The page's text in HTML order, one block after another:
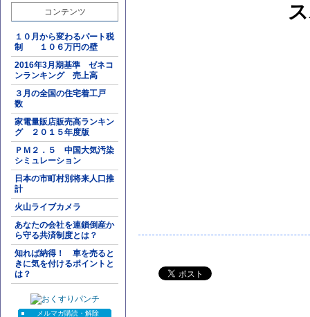
コンテンツ
１０月から変わるパート税
制 １０６万円の壁
2016年3月期基準 ゼネコ
ンランキング 売上高
３月の全国の住宅着工戸
数
家電量販店販売高ランキン
グ ２０１５年度版
ＰＭ２．５ 中国大気汚染
シミュレーション
日本の市町村別将来人口推
計
火山ライブカメラ
あなたの会社を連鎖倒産か
ら守る共済制度とは？
知れば納得！ 車を売ると
きに気を付けるポイントと
は？
メルマガ購読・解除